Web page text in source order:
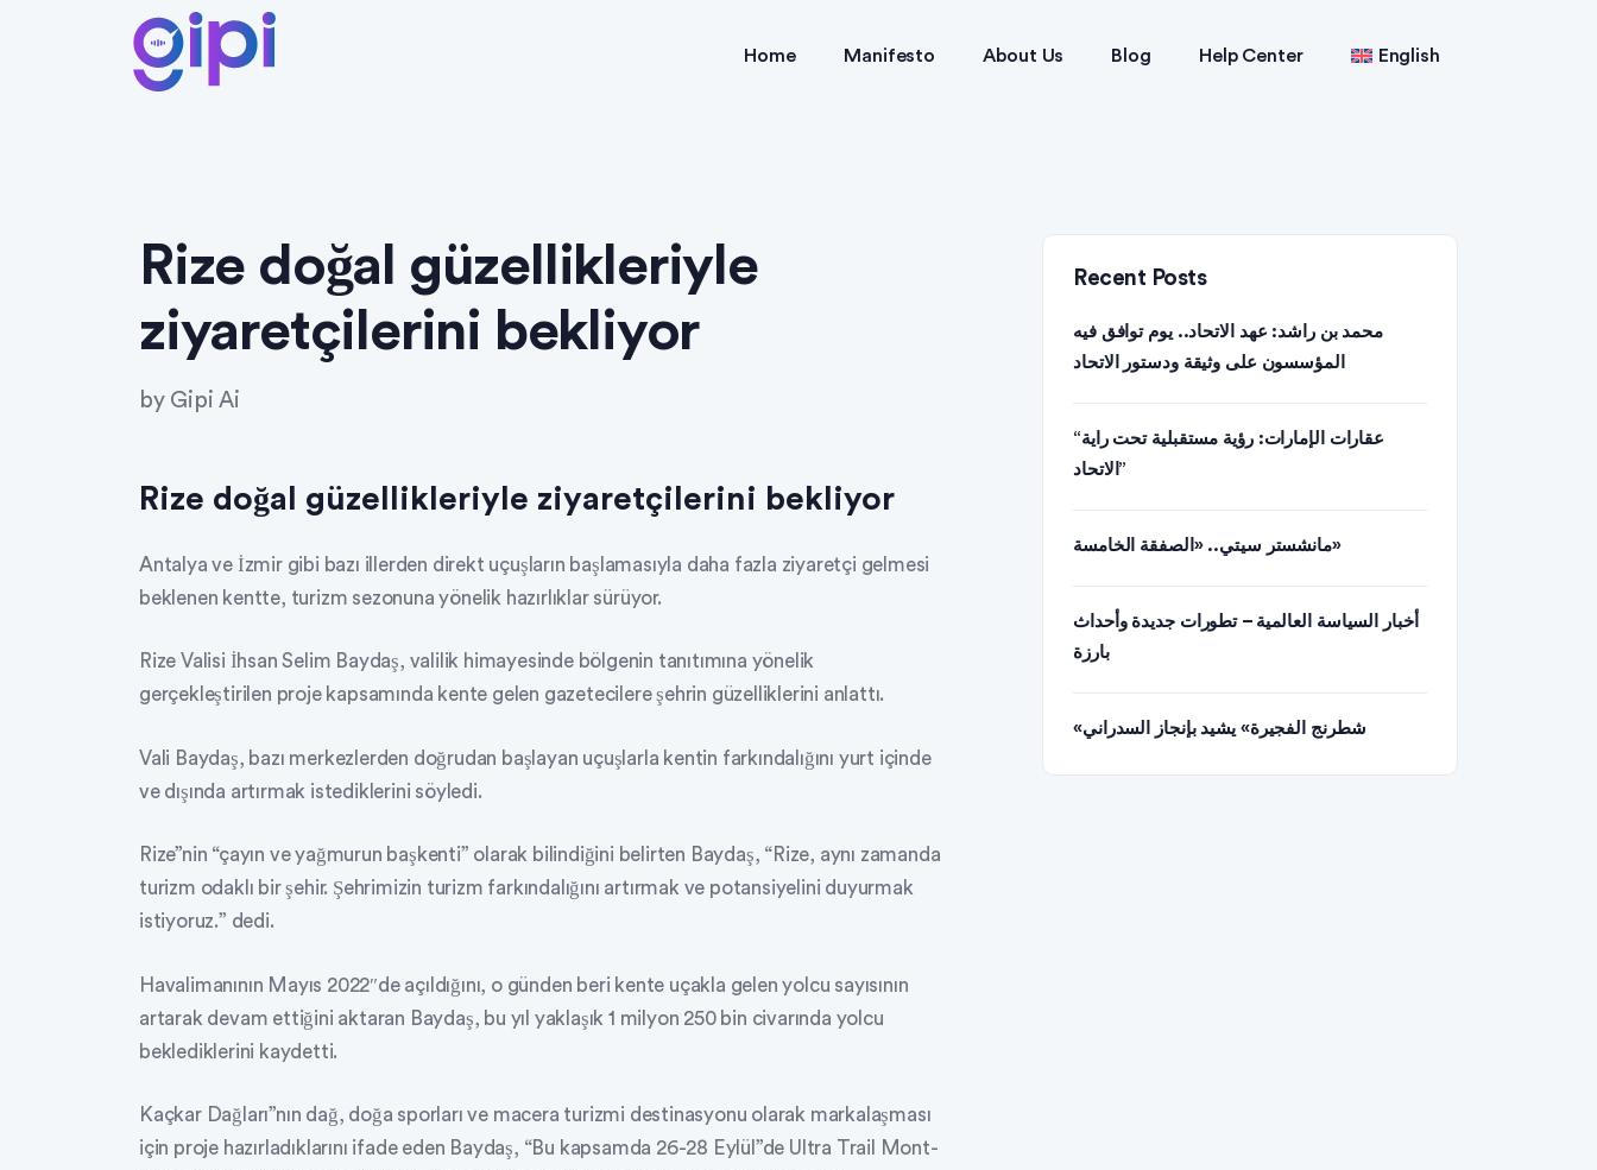
Home Manifesto About Us Blog Help Center English
Rize doğal güzellikleriyle
ziyaretçilerini bekliyor
by Gipi Ai
Rize doğal güzellikleriyle ziyaretçilerini bekliyor
Antalya ve İzmir gibi bazı illerden direkt uçuşların başlamasıyla daha fazla ziyaretçi gelmesi
beklenen kentte, turizm sezonuna yönelik hazırlıklar sürüyor.
Rize Valisi İhsan Selim Baydaş, valilik himayesinde bölgenin tanıtımına yönelik
gerçekleştirilen proje kapsamında kente gelen gazetecilere şehrin güzelliklerini anlattı.
Vali Baydaş, bazı merkezlerden doğrudan başlayan uçuşlarla kentin farkındalığını yurt içinde
ve dışında artırmak istediklerini söyledi.
Rize”nin “çayın ve yağmurun başkenti” olarak bilindiğini belirten Baydaş, “Rize, aynı zamanda
turizm odaklı bir şehir. Şehrimizin turizm farkındalığını artırmak ve potansiyelini duyurmak
istiyoruz.” dedi.
Havalimanının Mayıs 2022″de açıldığını, o günden beri kente uçakla gelen yolcu sayısının
artarak devam ettiğini aktaran Baydaş, bu yıl yaklaşık 1 milyon 250 bin civarında yolcu
beklediklerini kaydetti.
Kaçkar Dağları”nın dağ, doğa sporları ve macera turizmi destinasyonu olarak markalaşması
için proje hazırladıklarını ifade eden Baydaş, “Bu kapsamda 26-28 Eylül”de Ultra Trail Mont-
Recent Posts
محمد بن راشد: عهد الاتحاد.. يوم توافق فيه
المؤسسون على وثيقة ودستور الاتحاد
“عقارات الإمارات: رؤية مستقبلية تحت راية
الاتحاد”
مانشستر سيتي.. «الصفقة الخامسة»
أخبار السياسة العالمية – تطورات جديدة وأحداث
بارزة
«شطرنج الفجيرة» يشيد بإنجاز السدراني